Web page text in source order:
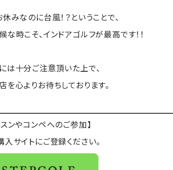
みなのに台風！？ということで、
な時こそ、インドアゴルフが最高です！！
は十分ご注意頂いた上で、
を心よりお待ちしております。
スンやコンペへのご参加】
入サイトにご登録ください。